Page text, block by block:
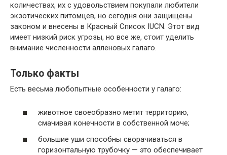
количествах, их с удовольствием покупали любители
экзотических питомцев, но сегодня они защищены
законом и внесены в Красный Список IUCN. Этот вид
имеет низкий риск угрозы, но все же, стоит уделить
внимание численности алленовых галаго.
Только факты
Есть весьма любопытные особенности у галаго:
животное своеобразно метит территорию,
смачивая конечности в собственной моче;
большие уши способны сворачиваться в
горизонтальную трубочку — это обеспечивает